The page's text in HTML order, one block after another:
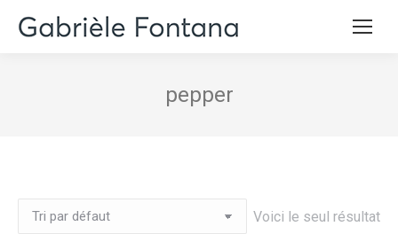
pepper
Voici le seul résultat